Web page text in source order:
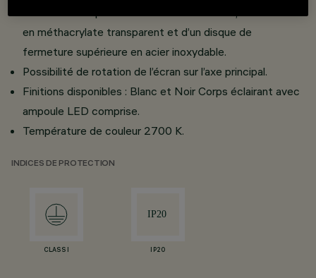
en méthacrylate transparent et d’un disque de
fermeture supérieure en acier inoxydable.
Possibilité de rotation de l’écran sur l’axe principal.
Finitions disponibles : Blanc et Noir Corps éclairant avec
ampoule LED comprise.
Température de couleur 2700 K.
INDICES DE PROTECTION
CLASS I IP20